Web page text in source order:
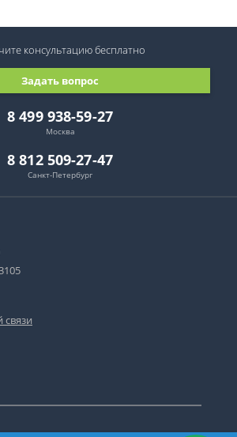
8 499 938-59-27
Москва
8 812 509-27-47
Санкт-Петербург
Задать вопрос
консультациюбесплатно